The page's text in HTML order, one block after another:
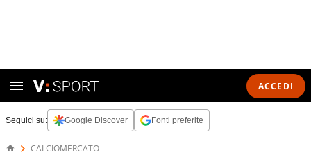
ACCEDI
Seguici su: Google Discover Fonti preferite
CALCIOMERCATO